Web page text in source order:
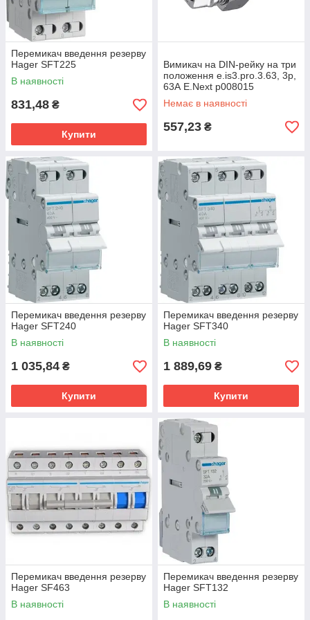
Перемикач введення резерву
Hager SFT225
В наявності
831,48 ₴
Купити
Вимикач на DIN-рейку на три
положення e.is3.pro.3.63, 3р,
63А E.Next p008015
Немає в наявності
557,23 ₴
Перемикач введення резерву
Hager SFT240
В наявності
1 035,84 ₴
Купити
Перемикач введення резерву
Hager SFT340
В наявності
1 889,69 ₴
Купити
Перемикач введення резерву
Hager SF463
В наявності
Перемикач введення резерву
Hager SFT132
В наявності